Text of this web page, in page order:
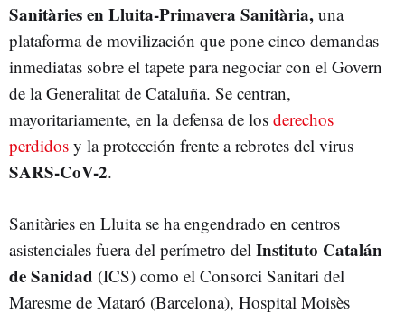
Sanitàries en Lluita-Primavera Sanitària, una
plataforma de movilización que pone cinco demandas
inmediatas sobre el tapete para negociar con el Govern
de la Generalitat de Cataluña. Se centran,
mayoritariamente, en la defensa de los derechos
perdidos y la protección frente a rebrotes del virus
SARS-CoV-2.
Sanitàries en Lluita se ha engendrado en centros
asistenciales fuera del perímetro del Instituto Catalán
de Sanidad (ICS) como el Consorci Sanitari del
Maresme de Mataró (Barcelona), Hospital Moisès